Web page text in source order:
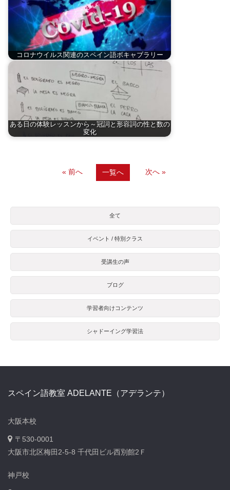
コロナウイルス関連のスペイン語ボキャブラリー
ある日の体験レッスンから～冠詞と形容詞の性と数の
変化
« 前へ 一覧へ 次へ »
全て
イベント / 特別クラス
受講生の声
ブログ
学習者向けコンテンツ
シャドーイング学習法
スペイン語教室 ADELANTE（アデランテ）
大阪本校
〒530-0001
大阪市北区梅田2-5-8 千代田ビル西別館2Ｆ
神戸校